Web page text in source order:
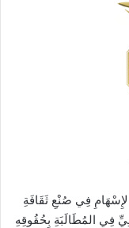
فِي صُنْعِ ثَقَافَةِ
فِي المُطَالَبَةِ بِحُقُوقِهِ